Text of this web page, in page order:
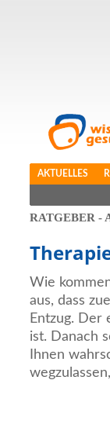
AKTUELLES
RATGEBER -
Wie
aus, dass
Entzug. Der
ist. Danach
Ihnen